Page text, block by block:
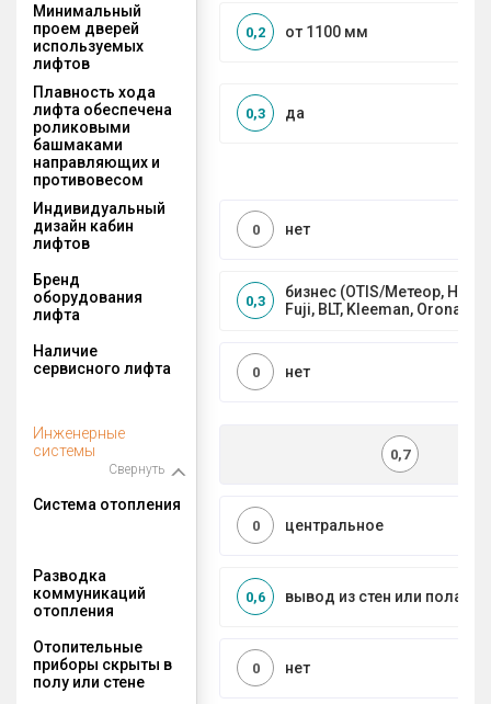
Минимальный
проем дверей
используемых
лифтов
от 1100 мм
0,2
Плавность хода
лифта обеспечена
роликовыми
башмаками
направляющих и
противовесом
да
0,3
Индивидуальный
дизайн кабин
лифтов
нет
0
Бренд
оборудования
лифта
бизнес (OTIS/Метеор,
Fuji, BLT, Kleeman, Orona)
0,3
Наличие
сервисного лифта
нет
0
Инженерные
системы
Свернуть
0,7
Система отопления
центральное
0
Разводка
коммуникаций
отопления
вывод из стен или пола
0,6
Отопительные
приборы скрыты в
полу или стене
нет
0